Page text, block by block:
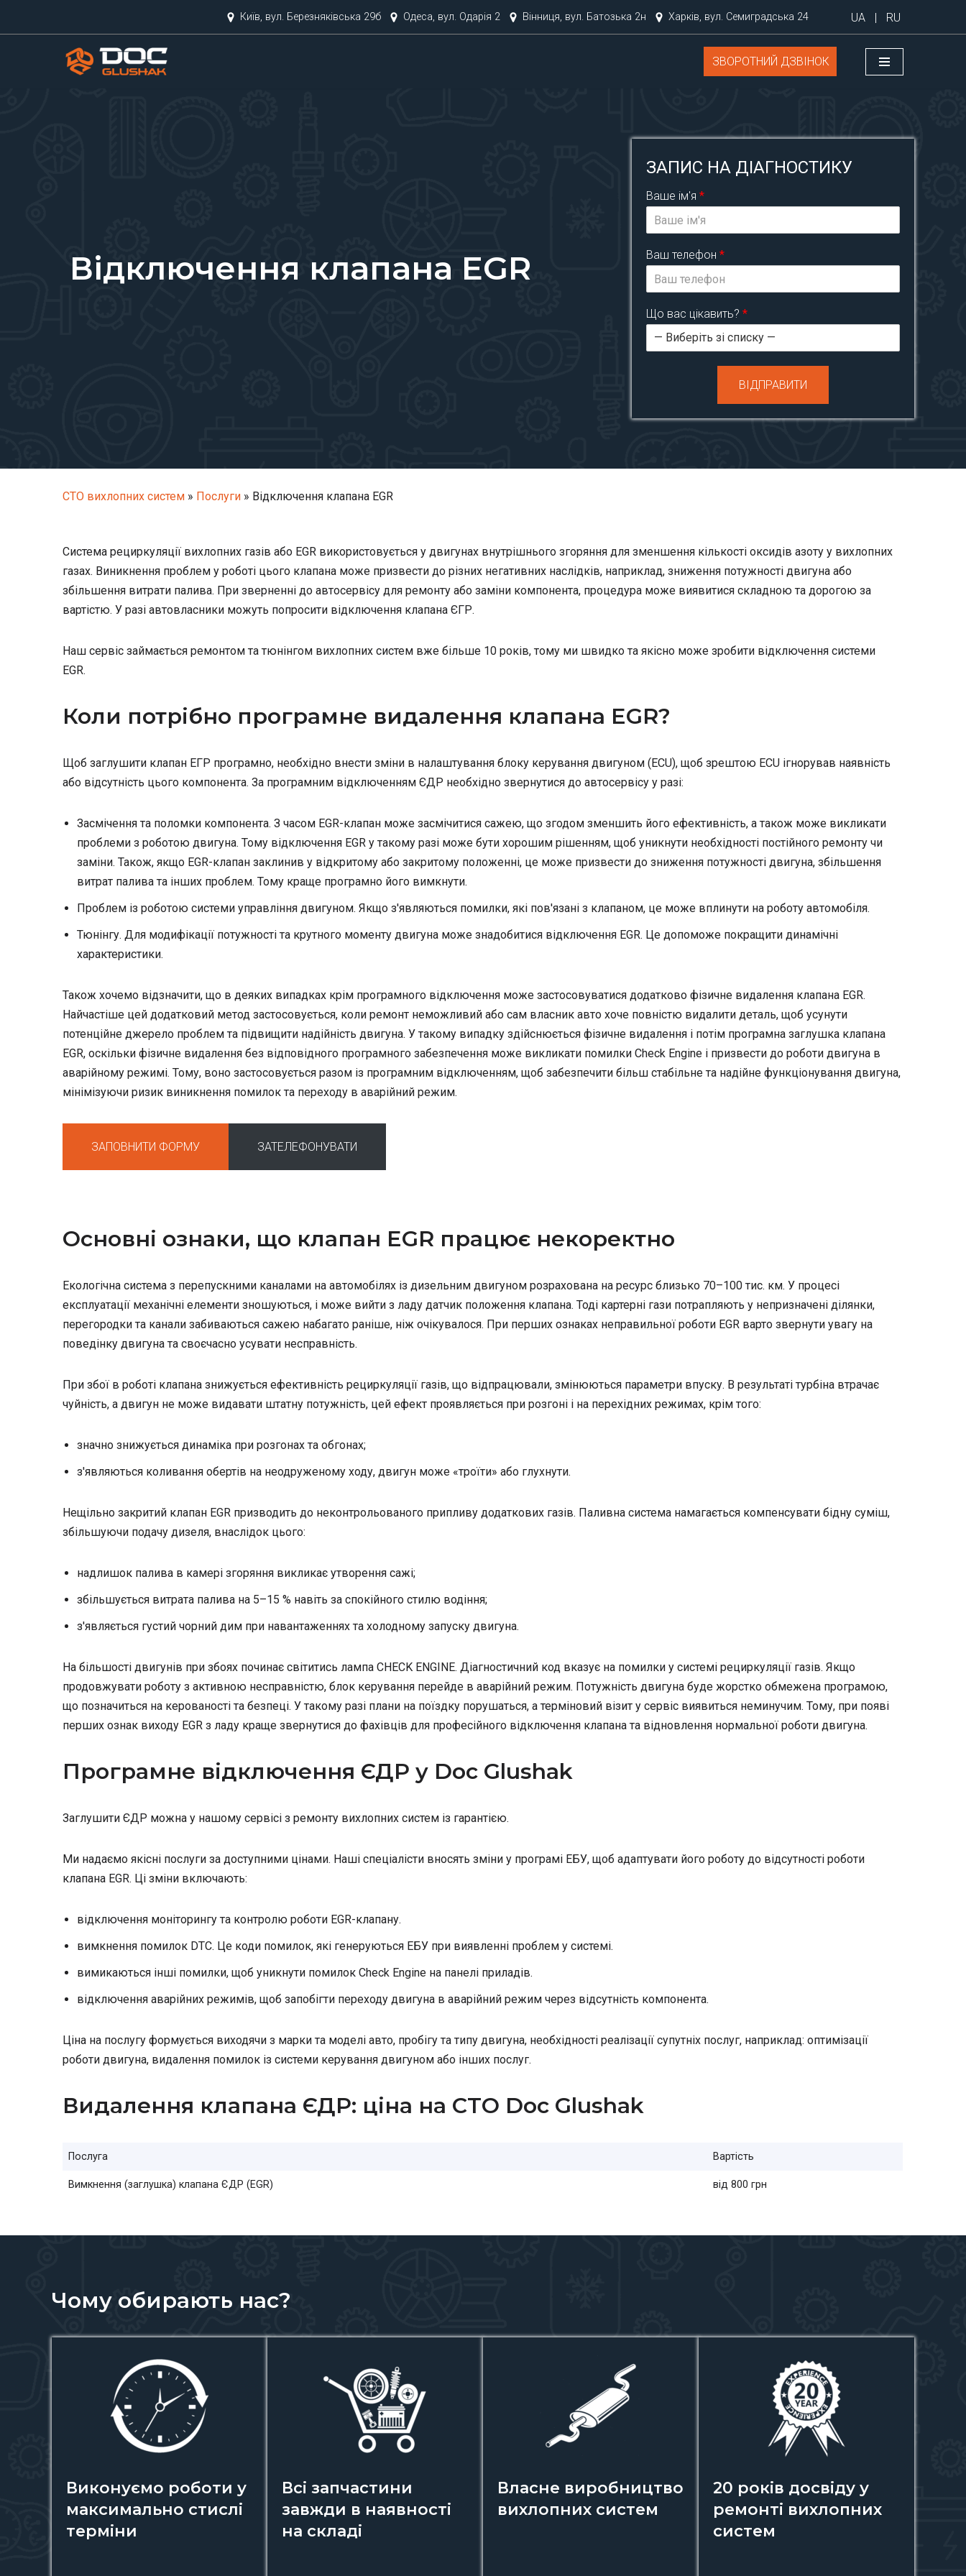
Київ, вул. Березняківська 29б Одеса, вул. Одарія 2 Вінниця, вул. Батозька 2н Харків, вул. Семиградська 24 UA | RU
ЗВОРОТНИЙ ДЗВІНОК
Відключення клапана EGR
ЗАПИС НА ДІАГНОСТИКУ
Ваше ім'я*
Ваш телефон*
Що вас цікавить?*
ВІДПРАВИТИ
СТО вихлопних систем » Послуги » Відключення клапана EGR
Система рециркуляції вихлопних газів або EGR використовується у двигунах внутрішнього згоряння для зменшення кількості оксидів азоту у вихлопних
газах. Виникнення проблем у роботі цього клапана може призвести до різних негативних наслідків, наприклад, зниження потужності двигуна або
збільшення витрати палива. При зверненні до автосервісу для ремонту або заміни компонента, процедура може виявитися складною та дорогою за
вартістю. У разі автовласники можуть попросити відключення клапана ЄГР.
Наш сервіс займається ремонтом та тюнінгом вихлопних систем вже більше 10 років, тому ми швидко та якісно може зробити відключення системи
EGR.
Коли потрібно програмне видалення клапана EGR?
Щоб заглушити клапан ЕГР програмно, необхідно внести зміни в налаштування блоку керування двигуном (ECU), щоб зрештою ECU ігнорував наявність
або відсутність цього компонента. За програмним відключенням ЄДР необхідно звернутися до автосервісу у разі:
Засмічення та поломки компонента. З часом EGR-клапан може засмічитися сажею, що згодом зменшить його ефективність, а також може викликати
проблеми з роботою двигуна. Тому відключення EGR у такому разі може бути хорошим рішенням, щоб уникнути необхідності постійного ремонту чи
заміни. Також, якщо EGR-клапан заклинив у відкритому або закритому положенні, це може призвести до зниження потужності двигуна, збільшення
витрат палива та інших проблем. Тому краще програмно його вимкнути.
Проблем із роботою системи управління двигуном. Якщо з'являються помилки, які пов'язані з клапаном, це може вплинути на роботу автомобіля.
Тюнінгу. Для модифікації потужності та крутного моменту двигуна може знадобитися відключення EGR. Це допоможе покращити динамічні
характеристики.
Також хочемо відзначити, що в деяких випадках крім програмного відключення може застосовуватися додатково фізичне видалення клапана EGR.
Найчастіше цей додатковий метод застосовується, коли ремонт неможливий або сам власник авто хоче повністю видалити деталь, щоб усунути
потенційне джерело проблем та підвищити надійність двигуна. У такому випадку здійснюється фізичне видалення і потім програмна заглушка клапана
EGR, оскільки фізичне видалення без відповідного програмного забезпечення може викликати помилки Check Engine і призвести до роботи двигуна в
аварійному режимі. Тому, воно застосовується разом із програмним відключенням, щоб забезпечити більш стабільне та надійне функціонування двигуна,
мінімізуючи ризик виникнення помилок та переходу в аварійний режим.
ЗАПОВНИТИ ФОРМУ ЗАТЕЛЕФОНУВАТИ
Основні ознаки, що клапан EGR працює некоректно
Екологічна система з перепускними каналами на автомобілях із дизельним двигуном розрахована на ресурс близько 70–100 тис. км. У процесі
експлуатації механічні елементи зношуються, і може вийти з ладу датчик положення клапана. Тоді картерні гази потрапляють у непризначені ділянки,
перегородки та канали забиваються сажею набагато раніше, ніж очікувалося. При перших ознаках неправильної роботи EGR варто звернути увагу на
поведінку двигуна та своєчасно усувати несправність.
При збої в роботі клапана знижується ефективність рециркуляції газів, що відпрацювали, змінюються параметри впуску. В результаті турбіна втрачає
чуйність, а двигун не може видавати штатну потужність, цей ефект проявляється при розгоні і на перехідних режимах, крім того:
значно знижується динаміка при розгонах та обгонах;
з'являються коливання обертів на неодруженому ходу, двигун може «троїти» або глухнути.
Нещільно закритий клапан EGR призводить до неконтрольованого припливу додаткових газів. Паливна система намагається компенсувати бідну суміш,
збільшуючи подачу дизеля, внаслідок цього:
надлишок палива в камері згоряння викликає утворення сажі;
збільшується витрата палива на 5–15 % навіть за спокійного стилю водіння;
з'являється густий чорний дим при навантаженнях та холодному запуску двигуна.
На більшості двигунів при збоях починає світитись лампа CHECK ENGINE. Діагностичний код вказує на помилки у системі рециркуляції газів. Якщо
продовжувати роботу з активною несправністю, блок керування перейде в аварійний режим. Потужність двигуна буде жорстко обмежена програмою,
що позначиться на керованості та безпеці. У такому разі плани на поїздку порушаться, а терміновий візит у сервіс виявиться неминучим. Тому, при появі
перших ознак виходу EGR з ладу краще звернутися до фахівців для професійного відключення клапана та відновлення нормальної роботи двигуна.
Програмне відключення ЄДР у Doc Glushak
Заглушити ЄДР можна у нашому сервісі з ремонту вихлопних систем із гарантією.
Ми надаємо якісні послуги за доступними цінами. Наші спеціалісти вносять зміни у програмі ЕБУ, щоб адаптувати його роботу до відсутності роботи
клапана EGR. Ці зміни включають:
відключення моніторингу та контролю роботи EGR-клапану.
вимкнення помилок DTC. Це коди помилок, які генеруються ЕБУ при виявленні проблем у системі.
вимикаються інші помилки, щоб уникнути помилок Check Engine на панелі приладів.
відключення аварійних режимів, щоб запобігти переходу двигуна в аварійний режим через відсутність компонента.
Ціна на послугу формується виходячи з марки та моделі авто, пробігу та типу двигуна, необхідності реалізації супутніх послуг, наприклад: оптимізації
роботи двигуна, видалення помилок із системи керування двигуном або інших послуг.
Видалення клапана ЄДР: ціна на СТО Doc Glushak
Послуга Вартість
Вимкнення (заглушка) клапана ЄДР (EGR) від 800 грн
Чому обирають нас?
Виконуємо роботи у
максимально стислі
терміни
Всі запчастини
завжди в наявності
на складі
Власне виробництво
вихлопних систем
20 років досвіду у
ремонті вихлопних
систем